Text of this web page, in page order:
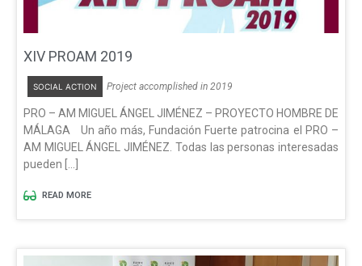
XIV PROAM 2019
SOCIAL ACTION Project accomplished in 2019
PRO – AM MIGUEL ÁNGEL JIMÉNEZ – PROYECTO HOMBRE DE
MÁLAGA Un año más, Fundación Fuerte patrocina el PRO –
AM MIGUEL ÁNGEL JIMÉNEZ. Todas las personas interesadas
pueden […]
READ MORE